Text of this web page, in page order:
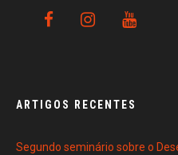
ARTIGOS RECENTES
Segundo seminário sobre o